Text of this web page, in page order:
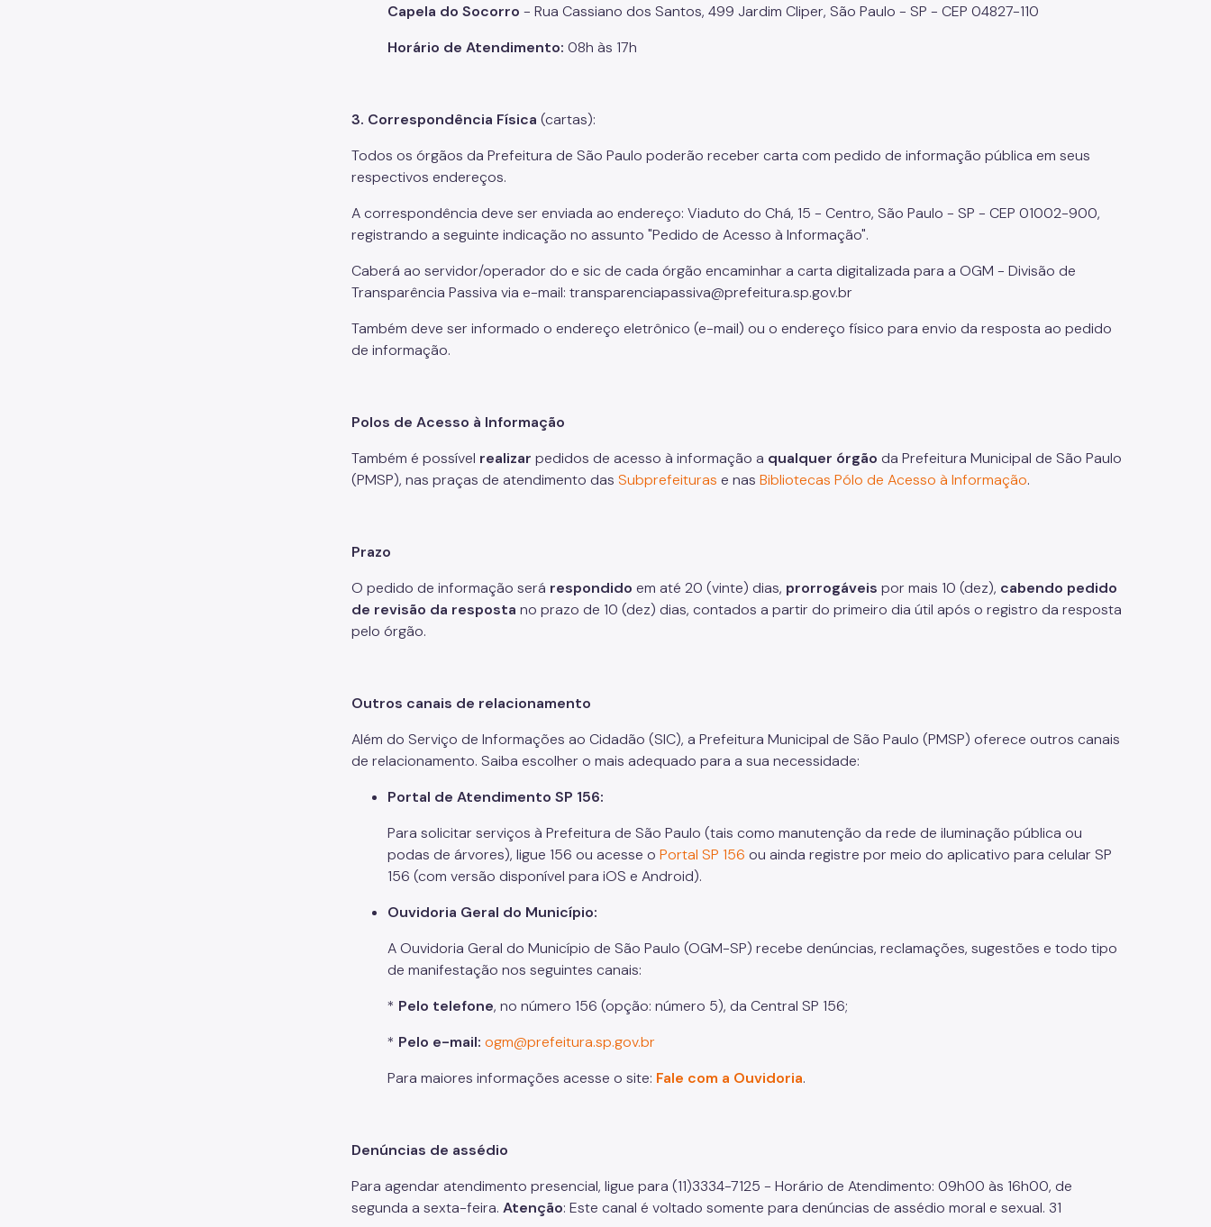
Capela do Socorro - Rua Cassiano dos Santos, 499 Jardim Cliper, São Paulo - SP - CEP 04827-110
Horário de Atendimento: 08h às 17h
3. Correspondência Física (cartas):
Todos os órgãos da Prefeitura de São Paulo poderão receber carta com pedido de informação pública em seus
respectivos endereços.
A correspondência deve ser enviada ao endereço: Viaduto do Chá, 15 - Centro, São Paulo - SP - CEP 01002-900,
registrando a seguinte indicação no assunto "Pedido de Acesso à Informação".
Caberá ao servidor/operador do e sic de cada órgão encaminhar a carta digitalizada para a OGM - Divisão de
Transparência Passiva via e-mail: transparenciapassiva@prefeitura.sp.gov.br
Também deve ser informado o endereço eletrônico (e-mail) ou o endereço físico para envio da resposta ao pedido
de informação.
Polos de Acesso à Informação
Também é possível realizar pedidos de acesso à informação a qualquer órgão da Prefeitura Municipal de São Paulo
(PMSP), nas praças de atendimento das Subprefeituras e nas Bibliotecas Pólo de Acesso à Informação.
Prazo
O pedido de informação será respondido em até 20 (vinte) dias, prorrogáveis por mais 10 (dez), cabendo pedido
de revisão da resposta no prazo de 10 (dez) dias, contados a partir do primeiro dia útil após o registro da resposta
pelo órgão.
Outros canais de relacionamento
Além do Serviço de Informações ao Cidadão (SIC), a Prefeitura Municipal de São Paulo (PMSP) oferece outros canais
de relacionamento. Saiba escolher o mais adequado para a sua necessidade:
Portal de Atendimento SP 156:
Para solicitar serviços à Prefeitura de São Paulo (tais como manutenção da rede de iluminação pública ou
podas de árvores), ligue 156 ou acesse o Portal SP 156 ou ainda registre por meio do aplicativo para celular SP
156 (com versão disponível para iOS e Android).
Ouvidoria Geral do Município:
A Ouvidoria Geral do Município de São Paulo (OGM-SP) recebe denúncias, reclamações, sugestões e todo tipo
de manifestação nos seguintes canais:
* Pelo telefone, no número 156 (opção: número 5), da Central SP 156;
* Pelo e-mail: ogm@prefeitura.sp.gov.br
Para maiores informações acesse o site: Fale com a Ouvidoria.
Denúncias de assédio
Para agendar atendimento presencial, ligue para (11)3334-7125 - Horário de Atendimento: 09h00 às 16h00, de
segunda a sexta-feira. Atenção: Este canal é voltado somente para denúncias de assédio moral e sexual. 31